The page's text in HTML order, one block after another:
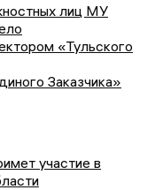
лиц МУ
«Тульского
Заказчика»
участие в